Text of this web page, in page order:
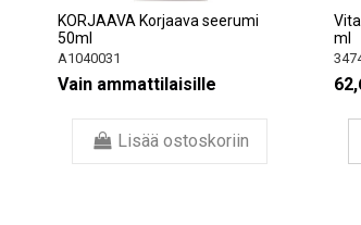
KORJAAVA Korjaava seerumi
50ml
A1040031
Vain ammattilaisille
Lisää ostoskoriin
ml